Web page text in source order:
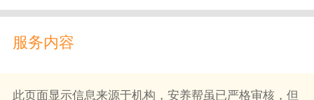
服务内容
此页面显示信息来源于机构，安养帮虽已严格审核，但